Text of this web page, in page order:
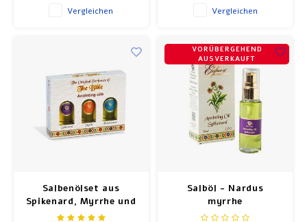
Vergleichen Vergleichen
Salbenölset aus
Spikenard, Myrrhe und
Weihrauch
VORÜBERGEHEND
AUSVERKAUFT
Salböl - Nardus
myrrhe